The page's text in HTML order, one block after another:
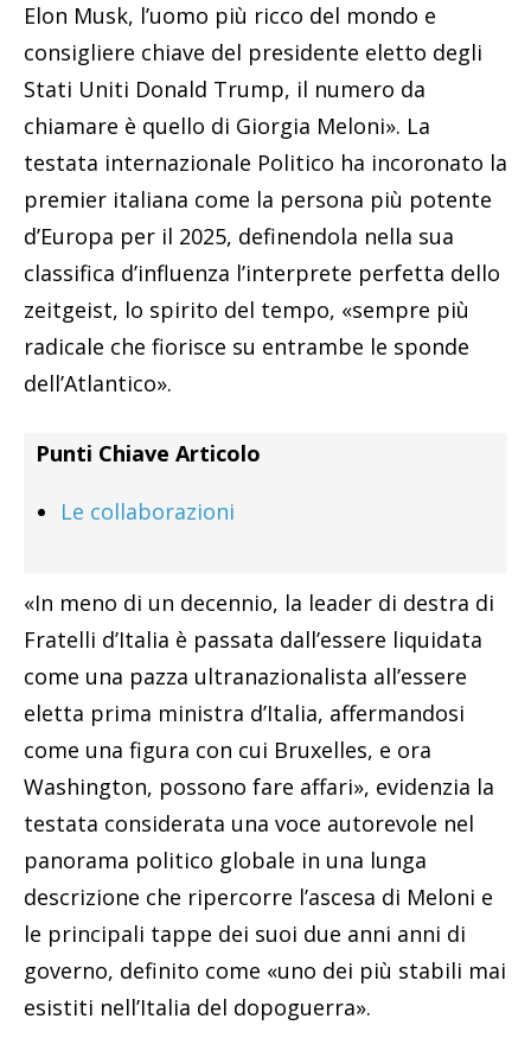
Elon Musk, l’uomo più ricco del mondo e
consigliere chiave del presidente eletto degli
Stati Uniti Donald Trump, il numero da
chiamare è quello di Giorgia Meloni». La
testata internazionale Politico ha incoronato la
premier italiana come la persona più potente
d’Europa per il 2025, definendola nella sua
classifica d’influenza l’interprete perfetta dello
zeitgeist, lo spirito del tempo, «sempre più
radicale che fiorisce su entrambe le sponde
dell’Atlantico».
Punti Chiave Articolo
Le collaborazioni
«In meno di un decennio, la leader di destra di
Fratelli d’Italia è passata dall’essere liquidata
come una pazza ultranazionalista all’essere
eletta prima ministra d’Italia, affermandosi
come una figura con cui Bruxelles, e ora
Washington, possono fare affari», evidenzia la
testata considerata una voce autorevole nel
panorama politico globale in una lunga
descrizione che ripercorre l’ascesa di Meloni e
le principali tappe dei suoi due anni anni di
governo, definito come «uno dei più stabili mai
esistiti nell’Italia del dopoguerra».